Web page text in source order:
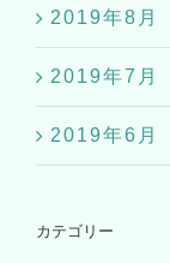
2019年8月
2019年7月
2019年6月
カテゴリー